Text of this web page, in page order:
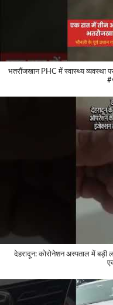
भतरौंजखान PHC में स्वास्थ्य व्यवस्था
देहरादून: कोरोनेशन अस्पताल में बड़ी